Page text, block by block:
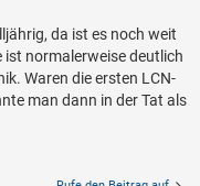
da ist es noch weit
ist normalerweise deutlich
Waren die ersten LCN-
man dann in der Tat als